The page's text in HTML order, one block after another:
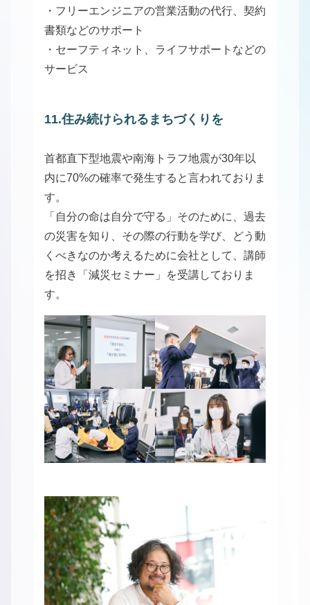
・フリーエンジニアの営業活動の代行、契約
書類などのサポート
・セーフティネット、ライフサポートなどの
サービス
11.住み続けられるまちづくりを
首都直下型地震や南海トラフ地震が30年以
内に70%の確率で発生すると言われておりま
す。
「自分の命は自分で守る」そのために、過去
の災害を知り、その際の行動を学び、どう動
くべきなのか考えるために会社として、講師
を招き「減災セミナー」を受講しておりま
す。